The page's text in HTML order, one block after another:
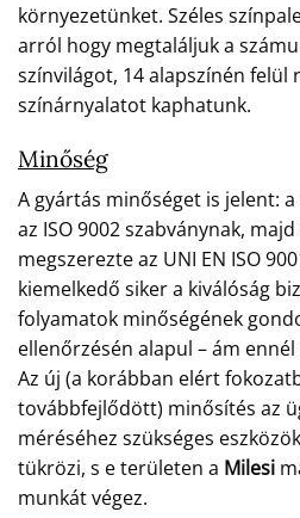
környezetünket. Széles
arról hogy megtaláljuk a
színvilágot, 14 alapszínén felül
színárnyalatot kaphatunk.
Minőség
A gyártás minőséget is jelent: a
az ISO 9002 szabványnak,
megszerezte az UNI EN ISO
kiemelkedő siker a kiválóság
folyamatok minőségének
ellenőrzésén alapul – ám
Az új (a korábban elért
továbbfejlődött) minősítés az
méréséhez szükséges
tükrözi, s e területen a Milesi
munkát végez.